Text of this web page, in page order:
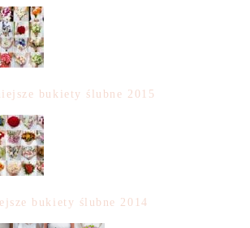
bukiety ślubne 2015
bukiety ślubne 2014